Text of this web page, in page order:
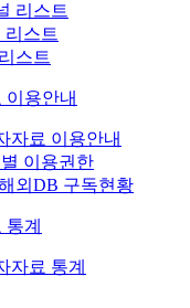
리스트
리스트
스트
이용안내
자료 이용안내
이용권한
외DB 구독현황
계
자료 통계